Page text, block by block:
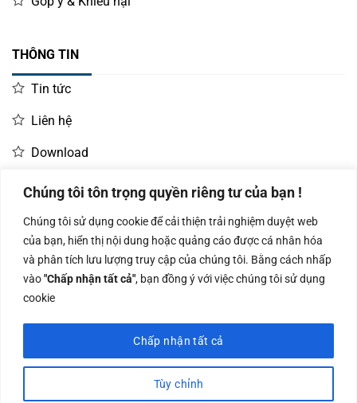
Chúng tôi tôn trọng quyền riêng tư của bạn !
Chúng tôi sử dụng cookie để cải thiện trải nghiệm duyệt web
của bạn, hiển thị nội dung hoặc quảng cáo được cá nhân hóa
và phân tích lưu lượng truy cập của chúng tôi. Bằng cách nhấp
vào"Chấp nhận tất cả", bạn đồng ý với việc chúng tôi sử dụng
cookie
Tùy chỉnh
Chấp nhận tất cả
THÔNG TIN
Tin tức
Liên hệ
Download
LIÊN HỆ MUA HÀNG
Kinh doanh:
0966.93.1717
KD Dự Án: 0987
835 345
Kế Toán:
0987.919.040
14/06/2019 bởi Sở Kế Hoạch và Đầu Tư Tp. Hà Nội